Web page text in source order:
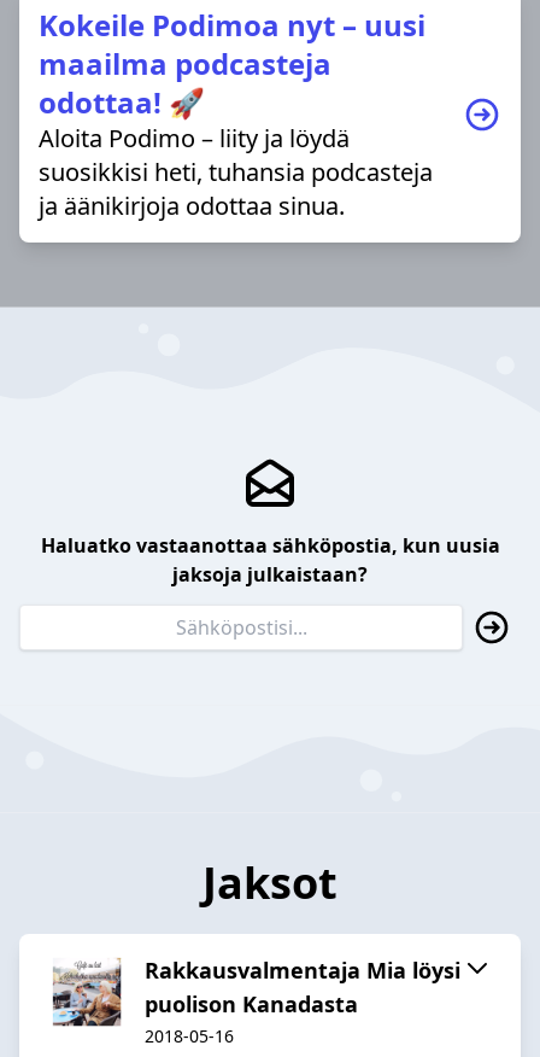
Kokeile Podimoa nyt – uusi
maailma podcasteja
odottaa! 🚀
Aloita Podimo – liity ja löydä
suosikkisi heti, tuhansia podcasteja
ja äänikirjoja odottaa sinua.
Haluatko vastaanottaa sähköpostia, kun uusia
jaksoja julkaistaan?
Jaksot
Rakkausvalmentaja Mia löysi
puolison Kanadasta
2018-05-16